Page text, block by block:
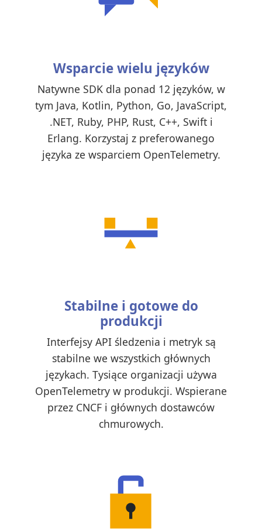
Wsparcie wielu języków
Natywne SDK dla ponad 12 języków, w
tym Java, Kotlin, Python, Go, JavaScript,
.NET, Ruby, PHP, Rust, C++, Swift i
Erlang. Korzystaj z preferowanego
języka ze wsparciem OpenTelemetry.
Stabilne i gotowe do
produkcji
Interfejsy API śledzenia i metryk są
stabilne we wszystkich głównych
językach. Tysiące organizacji używa
OpenTelemetry w produkcji. Wspierane
przez CNCF i głównych dostawców
chmurowych.